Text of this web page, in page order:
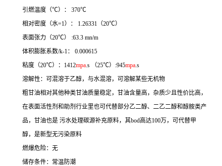
引燃温度（℃）： 370℃
相对密度（水=1）： 1.26331（20℃）
表面张力（20℃） :63.3 mn/m
体积膨胀系数/k-1： 0.000615
粘度（20℃）：1412mpa.s （25℃）:945mpa.s
溶解性：可混溶于乙醇，与水混溶，可溶解某些无机物
粗甘油相对其他种类甘油质量稳定，甘油含量高，杂质少且性价比高，
在表面活性剂和助剂行业里也可代替部分乙二醇、二乙二醇和醇胺类产
品，甘油也是 污水处理碳源补充原料，其bod高达100万，可代替甲
醇，是新型无污染原料
燃爆危险：无
储存条件：常温防潮